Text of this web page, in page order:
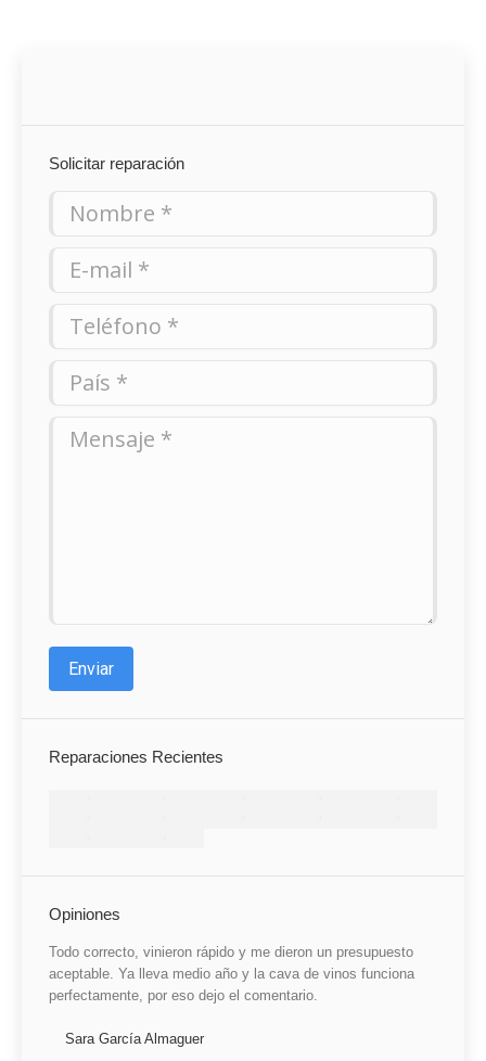
Solicitar reparación
Teléfono *
Enviar
Reparaciones Recientes
Opiniones
Todo correcto, vinieron rápido y me dieron un presupuesto
aceptable. Ya lleva medio año y la cava de vinos funciona
perfectamente, por eso dejo el comentario.
Sara García Almaguer